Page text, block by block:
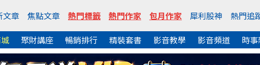
文章 焦點文章 熱門標籤 熱門作家 包月作家 犀利股神
熱門追
聚財講座 暢銷排行 精裝套書 影音教學 影音頻道 時